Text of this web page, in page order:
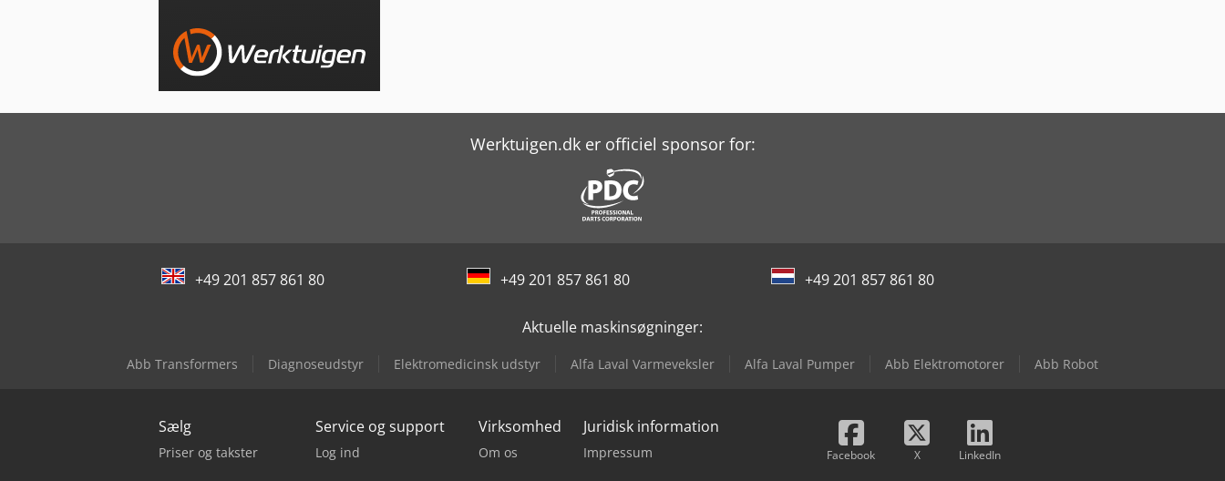
Werktuigen.dk er officiel sponsor for:
+49 201 857 861 80 +49 201 857 861 80 +49 201 857 861 80
Aktuelle maskinsøgninger:
Abb Transformers Diagnoseudstyr Elektromedicinsk udstyr Alfa Laval Varmeveksler Alfa Laval Pumper Abb Elektromotorer Abb Robot
Sælg
Priser og takster
Service og support
Log ind
Virksomhed
Om os
Juridisk information
Impressum Facebook X LinkedIn